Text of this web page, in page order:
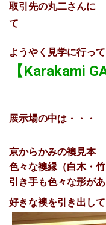
取引先の丸二さんに
て
ようやく見学に行って
【Karakami
展示場の中は・・・
京からかみの襖見本
色々な襖縁（白木・
引き手も色々な形があ
好きな襖を引き出し